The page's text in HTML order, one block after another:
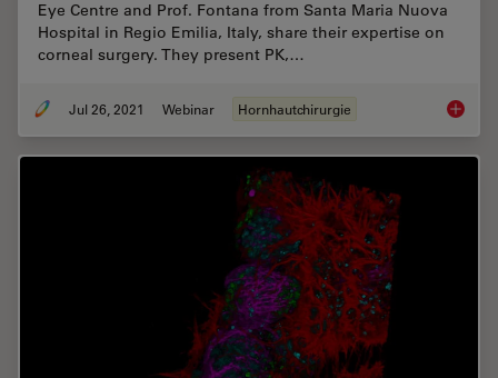
Eye Centre and Prof. Fontana from Santa Maria Nuova
Hospital in Regio Emilia, Italy, share their expertise on
corneal surgery. They present PK,…
Jul 26, 2021 Webinar Hornhautchirurgie Clinical